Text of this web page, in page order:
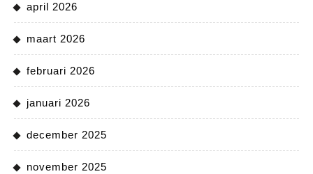
april 2026
maart 2026
februari 2026
januari 2026
december 2025
november 2025